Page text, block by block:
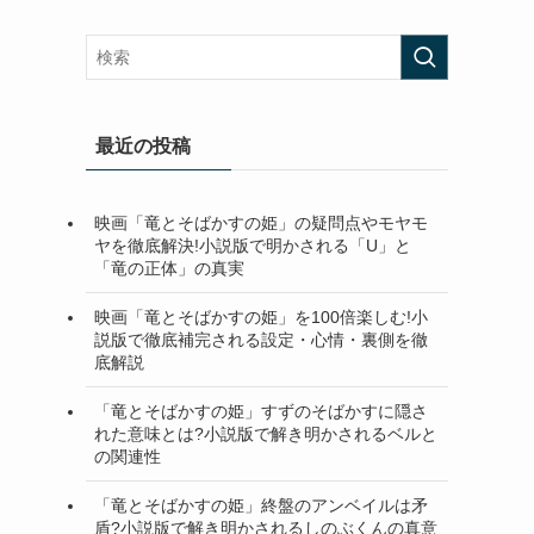
最近の投稿
映画「竜とそばかすの姫」の疑問点やモヤモ
ヤを徹底解決!小説版で明かされる「U」と
「竜の正体」の真実
映画「竜とそばかすの姫」を100倍楽しむ!小
説版で徹底補完される設定・心情・裏側を徹
底解説
「竜とそばかすの姫」すずのそばかすに隠さ
れた意味とは?小説版で解き明かされるベルと
の関連性
「竜とそばかすの姫」終盤のアンベイルは矛
盾?小説版で解き明かされるしのぶくんの真意